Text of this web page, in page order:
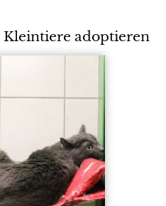
adoptieren